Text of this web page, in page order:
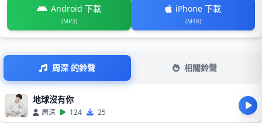
Android 下載
(MP3)
iPhone 下載
(M4R)
周深 的鈴聲 相關鈴聲
地球沒有你
周深 124 25